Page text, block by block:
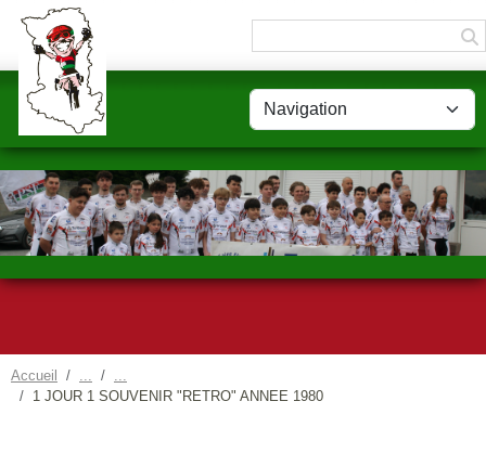
Accueil
1 JOUR 1 SOUVENIR "RETRO" ANNEE 1980
Panneau de gestion des cookies